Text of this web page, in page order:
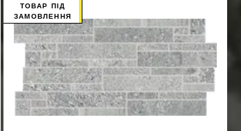
КУПИТИ
ТОВАР ПІД
ЗАМОВЛЕННЯ